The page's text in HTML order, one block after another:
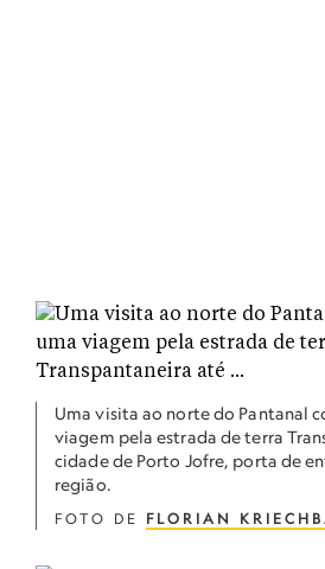
Uma visita ao norte do Pantanal
viagem pela estrada de terra
cidade de Porto Jofre, porta de
região.
FOTO DE FLORIAN